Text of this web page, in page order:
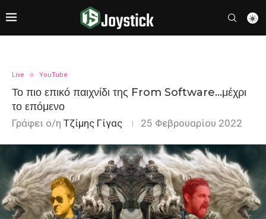
Live YouTube
Το πιο επικό παιχνίδι της From Software…μέχρι
το επόμενο
Γράφει ο/η Τζίμης Γίγας 25 Φεβρουαρίου 2022